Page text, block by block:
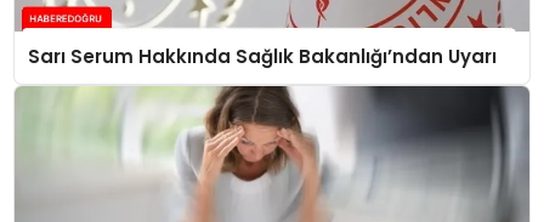
Sarı Serum Hakkında Sağlık Bakanlığı’ndan Uyarı